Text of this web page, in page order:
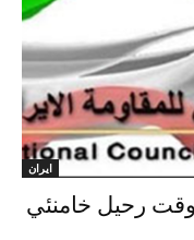
ايران
رحيل خامنئي